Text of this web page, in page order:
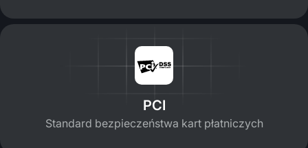
PCI
Standard bezpieczeństwa kart płatniczych